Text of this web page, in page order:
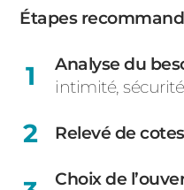
Étapes
Analyse du
intimité,
Relevé de cotes
Choix de